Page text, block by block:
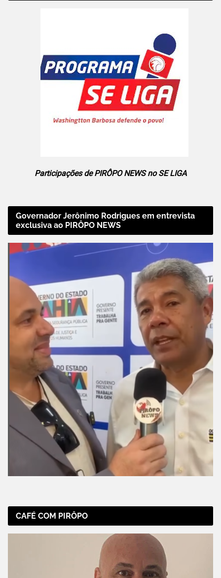
Participações de PIRÔPO NEWS no SE LIGA
Governador Jerônimo Rodrigues em entrevista
exclusiva ao PIRÔPO NEWS
CAFÉ COM PIRÔPO